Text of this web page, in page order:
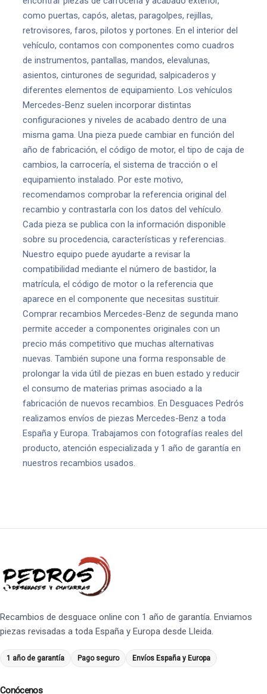
como puertas, capós, aletas, paragolpes, rejillas,
retrovisores, faros, pilotos y portones. En el interior del
vehículo, contamos con componentes como cuadros
de instrumentos, pantallas, mandos, elevalunas,
asientos, cinturones de seguridad, salpicaderos y
diferentes elementos de equipamiento. Los vehículos
Mercedes-Benz suelen incorporar distintas
configuraciones y niveles de acabado dentro de una
misma gama. Una pieza puede cambiar en función del
año de fabricación, el código de motor, el tipo de caja de
cambios, la carrocería, el sistema de tracción o el
equipamiento instalado. Por este motivo,
recomendamos comprobar la referencia original del
recambio y contrastarla con los datos del vehículo.
Cada pieza se publica con la información disponible
sobre su procedencia, características y referencias.
Nuestro equipo puede ayudarte a revisar la
compatibilidad mediante el número de bastidor, la
matrícula, el código de motor o la referencia que
aparece en el componente que necesitas sustituir.
Comprar recambios Mercedes-Benz de segunda mano
permite acceder a componentes originales con un
precio más competitivo que muchas alternativas
nuevas. También supone una forma responsable de
prolongar la vida útil de piezas en buen estado y reducir
el consumo de materias primas asociado a la
fabricación de nuevos recambios. En Desguaces Pedrós
realizamos envíos de piezas Mercedes-Benz a toda
España y Europa. Trabajamos con fotografías reales del
producto, atención especializada y 1 año de garantía en
nuestros recambios usados.
Recambios de desguace online con 1 año de garantía. Enviamos
piezas revisadas a toda España y Europa desde Lleida.
1 año de garantía Pago seguro Envíos España y Europa
Conócenos